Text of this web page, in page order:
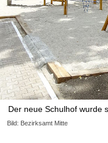
Der neue Schulhof wurde
Bild: Bezirksamt Mitte